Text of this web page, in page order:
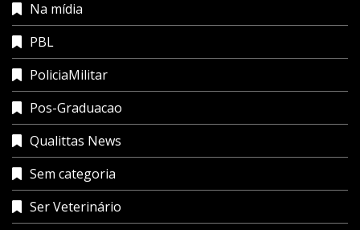
Na mídia
PBL
PoliciaMilitar
Pos-Graduacao
Qualittas News
Sem categoria
Ser Veterinário